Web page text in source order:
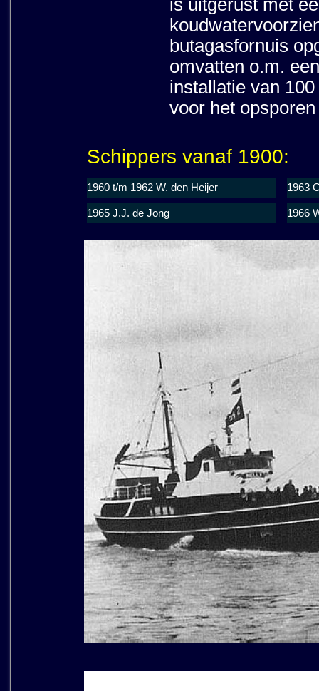
butagasfornuis
omvatten o.m.
installatie van
voor het
Schippers vanaf 1900:
1960 t/m 1962 W. den Heijer 1963
1965 J.J. de Jong 1966